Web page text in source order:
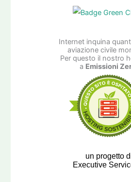
Internet inquina
aviazione civile
Per questo il nostro
a Emissioni
un progetto
Executive